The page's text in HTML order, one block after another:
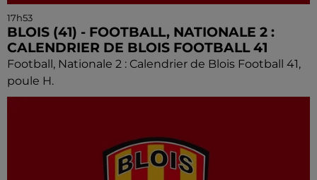
17h53
BLOIS (41) - FOOTBALL, NATIONALE 2 :
CALENDRIER DE BLOIS FOOTBALL 41
Football, Nationale 2 : Calendrier de Blois Football 41,
poule H.